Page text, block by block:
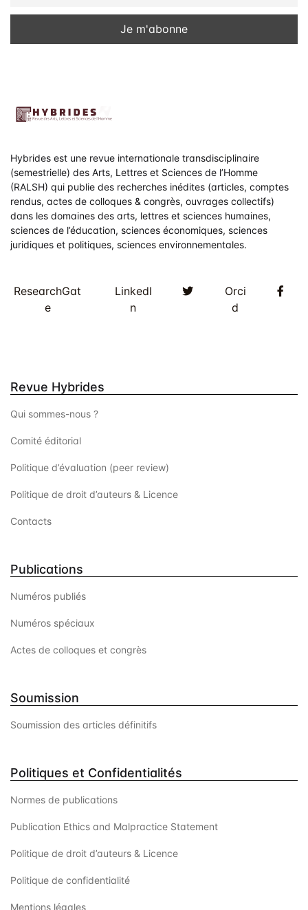
Hybrides est une revue internationale transdisciplinaire
(semestrielle) des Arts, Lettres et Sciences de l’Homme
(RALSH) qui publie des recherches inédites (articles, comptes
rendus, actes de colloques & congrès, ouvrages collectifs)
dans les domaines des arts, lettres et sciences humaines,
sciences de l’éducation, sciences économiques, sciences
juridiques et politiques, sciences environnementales.
ResearchGat
e
LinkedI
n
TwitterOrci
d
Revue Hybrides
Qui sommes-nous ?
Comité éditorial
Politique d’évaluation (peer review)
Politique de droit d’auteurs & Licence
Contacts
Publications
Numéros publiés
Numéros spéciaux
Actes de colloques et congrès
Soumission
Soumission des articles définitifs
Politiques et Confidentialités
Normes de publications
Publication Ethics and Malpractice Statement
Politique de droit d’auteurs & Licence
Politique de confidentialité
Mentions légales